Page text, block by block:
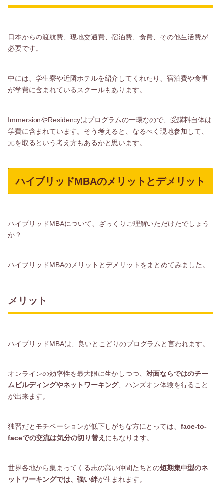
日本からの渡航費、現地交通費、宿泊費、食費、その他生活費が
必要です。
中には、学生寮や近隣ホテルを紹介してくれたり、宿泊費や食事
が学費に含まれているスクールもあります。
ImmersionやResidencyはプログラムの一環なので、受講料自体は
学費に含まれています。そう考えると、なるべく現地参加して、
元を取るという考え方もあるかと思います。
ハイブリッドMBAのメリットとデメリット
ハイブリッドMBAについて、ざっくりご理解いただけたでしょう
か？
ハイブリッドMBAのメリットとデメリットをまとめてみました。
メリット
ハイブリッドMBAは、良いとこどりのプログラムと言われます。
オンラインの効率性を最大限に生かしつつ、 対面ならではのチー
ムビルディングやネットワーキング、ハンズオン体験を得ること
が出来ます。
独習だとモチベーションが低下しがちな方にとっては、 face-to-
faceでの交流は気分の切り替え にもなります。
世界各地から集まってくる志の高い仲間たちとの短期集中型のネ
ットワーキングでは、強い絆が生まれます。